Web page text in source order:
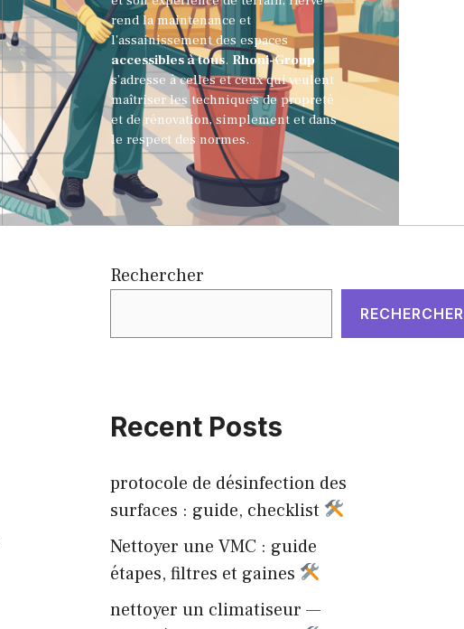
rend la maintenance et
l'assainissement des espaces
accessibles à tous. Rhoni-Group
s’adresse à celles et ceux qui veulent
maîtriser les techniques de propreté
et de rénovation, simplement et dans
le respect des normes.
Rechercher
RECHERCHER
Recent Posts
protocole de désinfection des
surfaces : guide, checklist
Nettoyer une VMC : guide
étapes, filtres et gaines
nettoyer un climatiseur —